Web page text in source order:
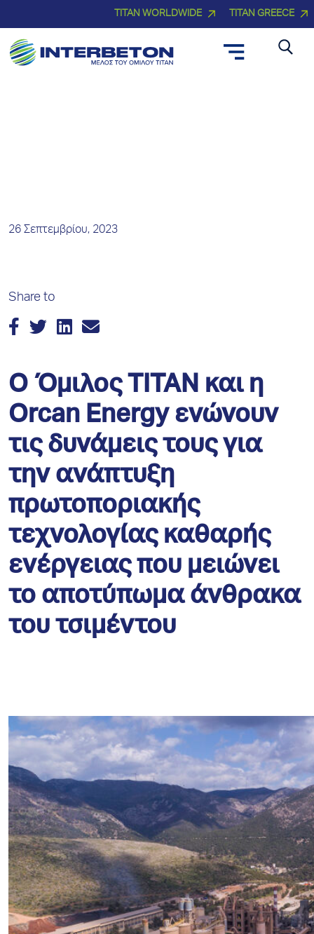
TITAN WORLDWIDE TITAN GREECE
26 Σεπτεμβρίου, 2023
Share to
O Όμιλος ΤΙΤΑΝ και η
Orcan Energy ενώνουν
τις δυνάμεις τους για
την ανάπτυξη
πρωτοποριακής
τεχνολογίας καθαρής
ενέργειας που μειώνει
το αποτύπωμα άνθρακα
του τσιμέντου